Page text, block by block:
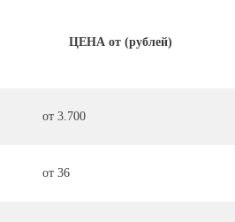
ЦЕНА от (рублей)
от 3.700
от 36